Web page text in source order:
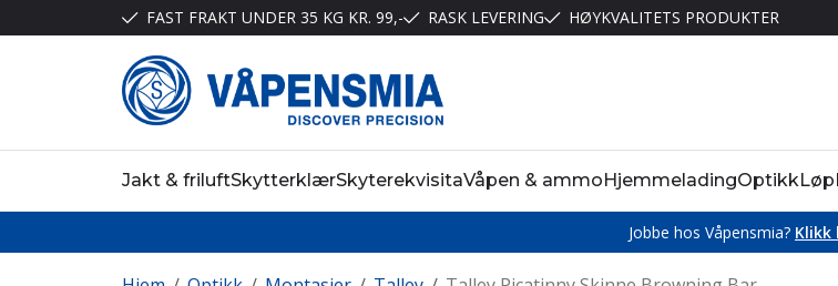
FAST FRAKT UNDER 35 KG KR. 99,- RASK LEVERING HØYKVALITETS PRODUKTER
Jakt & friluftSkytterklærSkyterekvisitaVåpen & ammoHjemmeladingOptikkLøp
Jobbe hos Våpensmia? Klikk